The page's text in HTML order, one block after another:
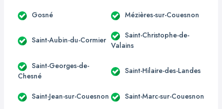
Gosné Mézières-sur-Couesnon
Saint-Aubin-du-Cormier
Saint-Christophe-de-
Valains
Saint-Georges-de-
Chesné
Saint-Hilaire-des-Landes
Saint-Jean-sur-Couesnon Saint-Marc-sur-Couesnon